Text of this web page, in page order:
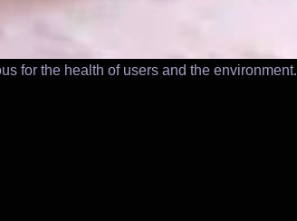
for the health of users and the environment.